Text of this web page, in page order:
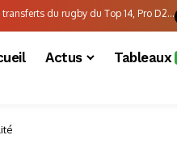
du rugby du Top 14, Pro D2...
Actus Tableaux